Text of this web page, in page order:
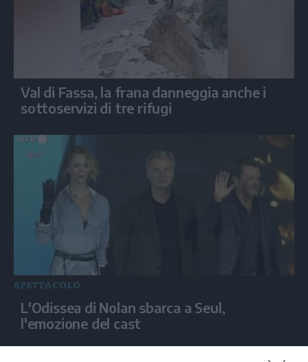
Val di Fassa, la frana danneggia anche i
sottoservizi di tre rifugi
SPETTACOLO
L'Odissea di Nolan sbarca a Seul,
l'emozione del cast